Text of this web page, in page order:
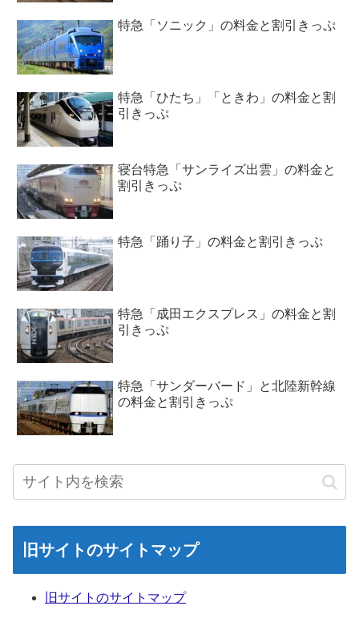
特急「ソニック」の料金と割引きっぷ
特急「ひたち」「ときわ」の料金と割
引きっぷ
寝台特急「サンライズ出雲」の料金と
割引きっぷ
特急「踊り子」の料金と割引きっぷ
特急「成田エクスプレス」の料金と割
引きっぷ
特急「サンダーバード」と北陸新幹線
の料金と割引きっぷ
旧サイトのサイトマップ
旧サイトのサイトマップ